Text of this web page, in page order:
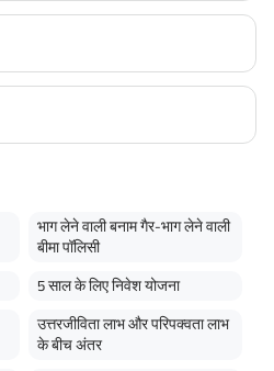
भाग लेने वाली बनाम गैर-भाग लेने वाली
बीमा पॉलिसी
5 साल के लिए निवेश योजना
उत्तरजीविता लाभ और परिपक्वता लाभ
के बीच अंतर